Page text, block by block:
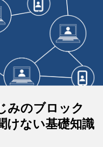
みのブロック
けない基礎知識